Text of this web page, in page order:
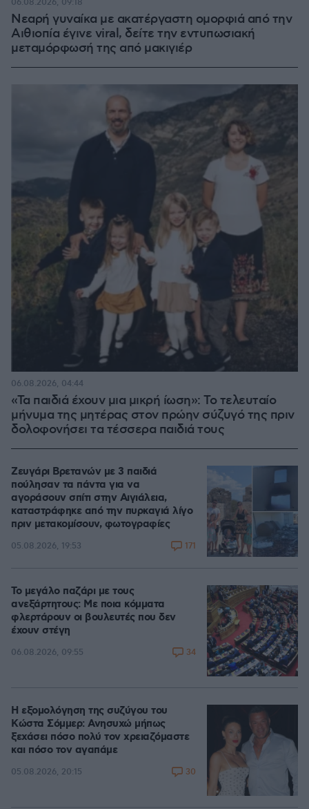
Νεαρή γυναίκα με ακατέργαστη ομορφιά από την
Αιθιοπία έγινε viral, δείτε την εντυπωσιακή
μεταμόρφωσή της από μακιγιέρ
06.08.2026, 09:18
«Τα παιδιά έχουν μια μικρή ίωση»: Το τελευταίο
μήνυμα της μητέρας στον πρώην σύζυγό της πριν
δολοφονήσει τα τέσσερα παιδιά τους
06.08.2026, 04:44
Ζευγάρι Βρετανών με 3 παιδιά
πούλησαν τα πάντα για να
αγοράσουν σπίτι στην Αιγιάλεια,
καταστράφηκε από την πυρκαγιά λίγο
πριν μετακομίσουν, φωτογραφίες
05.08.2026, 19:53 171
Το μεγάλο παζάρι με τους
ανεξάρτητους: Με ποια κόμματα
φλερτάρουν οι βουλευτές που δεν
έχουν στέγη
06.08.2026, 09:55 34
Η εξομολόγηση της συζύγου του
Κώστα Σόμμερ: Ανησυχώ μήπως
ξεχάσει πόσο πολύ τον χρειαζόμαστε
και πόσο τον αγαπάμε
05.08.2026, 20:15 30